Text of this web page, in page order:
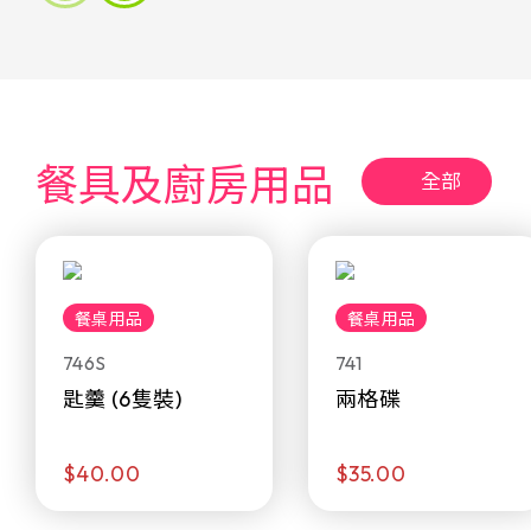
餐具及廚房用品 全部
餐桌用品
746S
匙羹 (6隻裝)
$40.00
餐桌用品
741
兩格碟
$35.00